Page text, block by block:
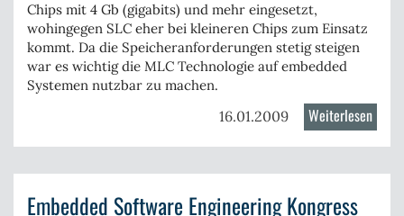
Chips mit 4 Gb (gigabits) und mehr eingesetzt,
wohingegen SLC eher bei kleineren Chips zum Einsatz
kommt. Da die Speicheranforderungen stetig steigen
war es wichtig die MLC Technologie auf embedded
Systemen nutzbar zu machen.
16.01.2009 Weiterlesen
jetzt
Embedded Software Engineering Kongress